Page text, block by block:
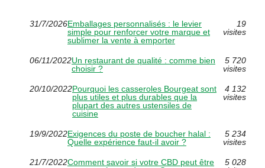
31/7/2026Emballages personnalisés : le levier
simple pour renforcer votre marque et
sublimer la vente à emporter
19
visites
06/11/2022Un restaurant de qualité : comme bien
choisir ?
5 720
visites
20/10/2022Pourquoi les casseroles Bourgeat sont
plus utiles et plus durables que la
plupart des autres ustensiles de
cuisine
4 132
visites
19/9/2022Exigences du poste de boucher halal :
Quelle expérience faut-il avoir ?
5 234
visites
21/7/2022Comment savoir si votre CBD peut être
5 028